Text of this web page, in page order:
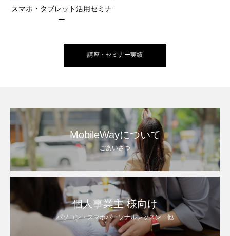
スマホ・タブレット活用セミナ
ー
講座・セミナー実績
MobileWayについて
ごあいさつ
個人事業主 様向け
パソコン・スマホパーソナルレッスン 他